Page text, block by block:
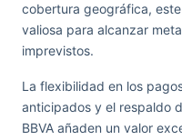
cobertura geográfica,
valiosa para alcanzar
imprevistos.
La flexibilidad en los
anticipados y el respaldo
BBVA añaden un valor